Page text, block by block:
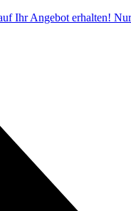
Ihr Angebot erhalten!